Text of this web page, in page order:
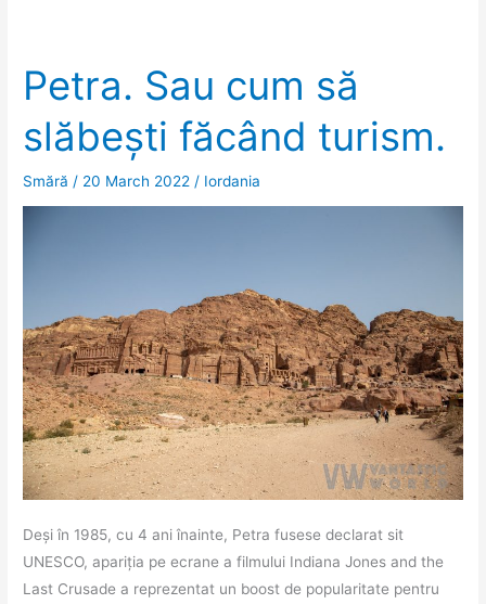
Petra. Sau cum să
slăbești făcând turism.
Smără / 20 March 2022 / Iordania
Deși în 1985, cu 4 ani înainte, Petra fusese declarat sit
UNESCO, apariția pe ecrane a filmului Indiana Jones and the
Last Crusade a reprezentat un boost de popularitate pentru